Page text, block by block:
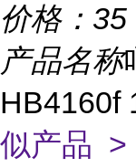
价格： 35
产品名称
HB4160f
似产品 >